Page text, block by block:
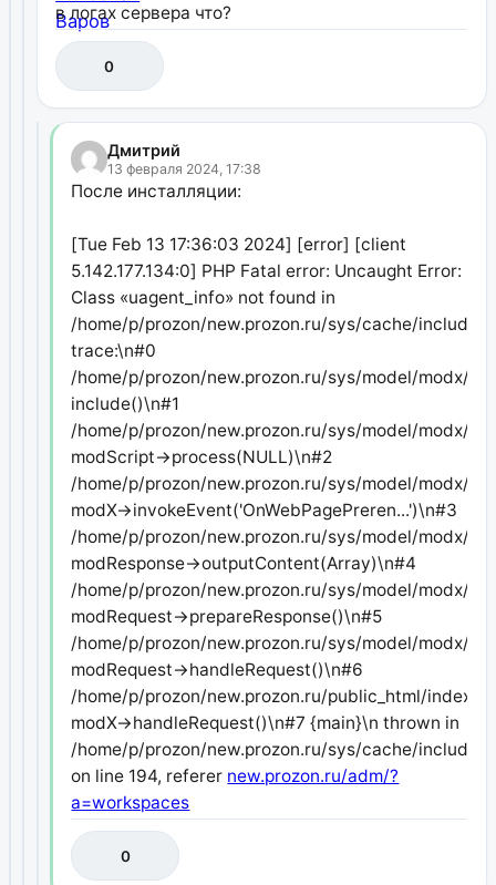
в логах сервера что?
0
Дмитрий
13 февраля 2024, 17:38
После инсталляции:
[Tue Feb 13 17:36:03 2024] [error] [client
5.142.177.134:0] PHP Fatal error: Uncaught Error:
Class «uagent_info» not found in
/home/p/prozon/new.prozon.ru/sys/cache/
trace:\n#0
/home/p/prozon/new.prozon.ru/sys/model/modx/
include()\n#1
/home/p/prozon/new.prozon.ru/sys/model/modx/
modScript->process(NULL)\n#2
/home/p/prozon/new.prozon.ru/sys/model/modx/
modX->invokeEvent('OnWebPagePreren...')\n#3
/home/p/prozon/new.prozon.ru/sys/model/modx/
modResponse->outputContent(Array)\n#4
/home/p/prozon/new.prozon.ru/sys/model/modx/
modRequest->prepareResponse()\n#5
/home/p/prozon/new.prozon.ru/sys/model/modx/
modRequest->handleRequest()\n#6
/home/p/prozon/new.prozon.ru/public_html/
modX->handleRequest()\n#7 {main}\n thrown in
/home/p/prozon/new.prozon.ru/sys/cache/
on line 194, referer new.prozon.ru/adm/?
a=workspaces
0